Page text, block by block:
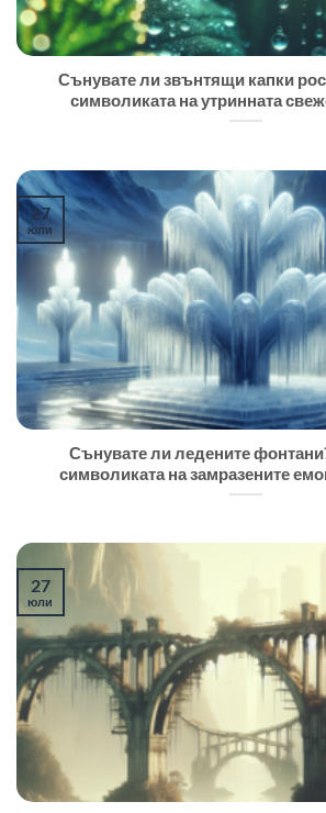
Сънувате ли звънтящи капки
символиката на утринната
Сънувате ли ледените
символиката на замразените
27
юли
27
юли